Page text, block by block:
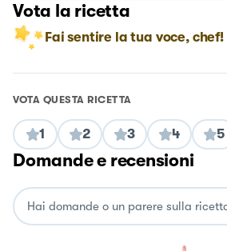
Vota la ricetta
Fai sentire la tua voce, chef!
VOTA QUESTA RICETTA
1 2 3 4 5
Domande e recensioni